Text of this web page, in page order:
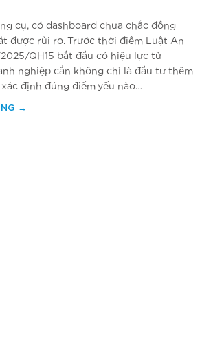
cụ, có dashboard chưa chắc đồng
được rủi ro. Trước thời điểm Luật An
2025/QH15 bắt đầu có hiệu lực từ
nghiệp cần không chỉ là đầu tư thêm
định đúng điểm yếu nào…
→